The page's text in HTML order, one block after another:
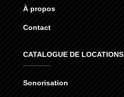
À propos
Contact
CATALOGUE DE LOCATIONS
Sonorisation